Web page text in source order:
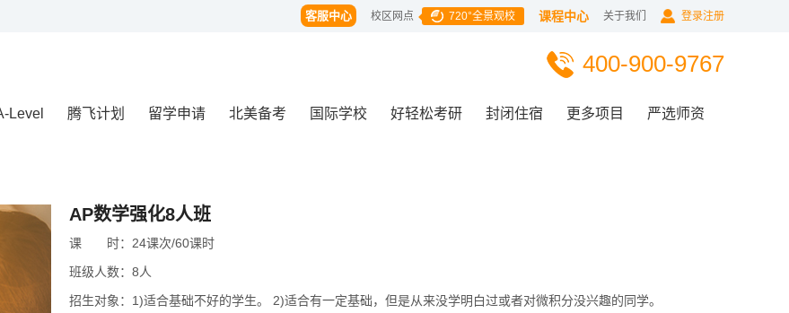
登录注册
关于我们
课程中心
校区网点 720°全景观校
客服中心
400-900-9767
Level 腾飞计划 留学申请 北美备考 国际学校 好轻松考研 封闭住宿 更多项目 严选师资
AP数学强化8人班
课 时： 24课次/60课时
班级人数： 8人
招生对象： 1)适合基础不好的学生。 2)适合有一定基础，但是从来没学明白过或者对微积分没兴趣的同学。